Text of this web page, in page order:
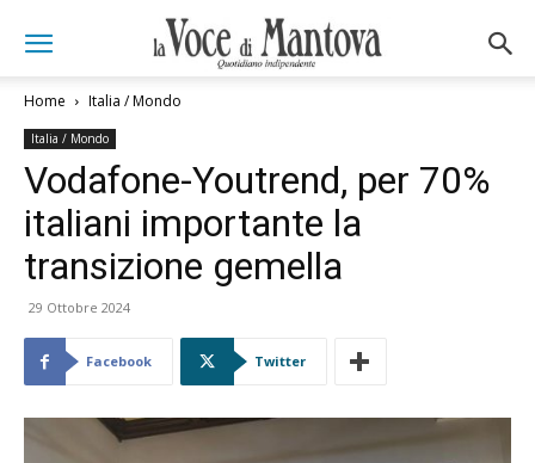
Home Italia / Mondo
Italia / Mondo
Vodafone-Youtrend, per 70%
italiani importante la
transizione gemella
29 Ottobre 2024
Facebook Twitter